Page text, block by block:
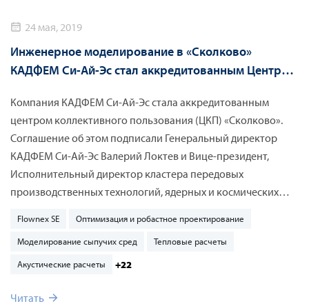
24 мая, 2019
Инженерное моделирование в «Сколково»
КАДФЕМ Си-Ай-Эс стал аккредитованным Центром
Компания КАДФЕМ Си-Ай-Эc стала аккредитованным
центром коллективного пользования (ЦКП) «Сколково».
Соглашение об этом подписали Генеральный директор
КАДФЕМ Си-Ай-Эс Валерий Локтев и Вице-президент,
Исполнительный директор кластера передовых
производственных технологий, ядерных и космических
(Цифровая Индустрия Промышленной России) 23 мая 2019
г. в Иннополисе (Татарстан).
Flownex SE Оптимизация и робастное проектирование
Моделирование сыпучих сред Тепловые расчеты
Акустические расчеты +22
Читать